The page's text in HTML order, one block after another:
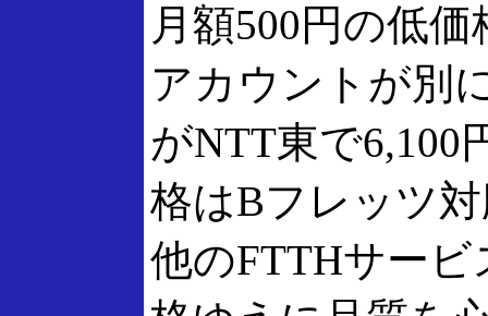
月額500円の低
アカウントが別
がNTT東で6,100
格はBフレッツ
他のFTTHサー